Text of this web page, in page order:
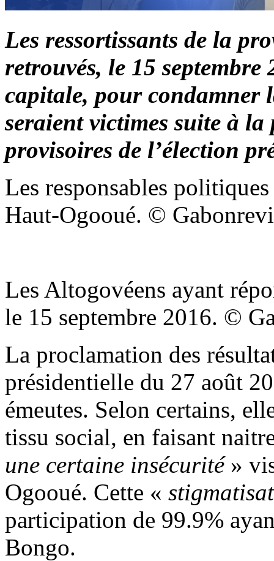
Les ressortissants de la
retrouvés, le 15
capitale, pour condamner
seraient victimes suite à
provisoires de l’élection
Les responsables
Haut-Ogooué. ©
Les Altogovéens ayant
le 15 septembre 2016. ©
La proclamation des
présidentielle du 27 août
émeutes. Selon certains,
tissu social, en faisant
une certaine insécurité»
Ogooué. Cette «
participation de 99.9%
Bongo.